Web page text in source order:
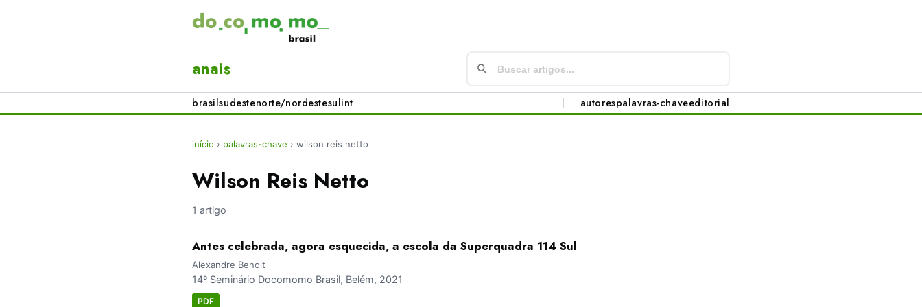
anais
brasilsudestenorte/nordestesulint autorespalavras-chaveeditorial
início › palavras-chave › wilson reis netto
Wilson Reis Netto
1 artigo
Antes celebrada, agora esquecida, a escola da Superquadra 114 Sul
Alexandre Benoit
14º Seminário Docomomo Brasil, Belém, 2021
PDF